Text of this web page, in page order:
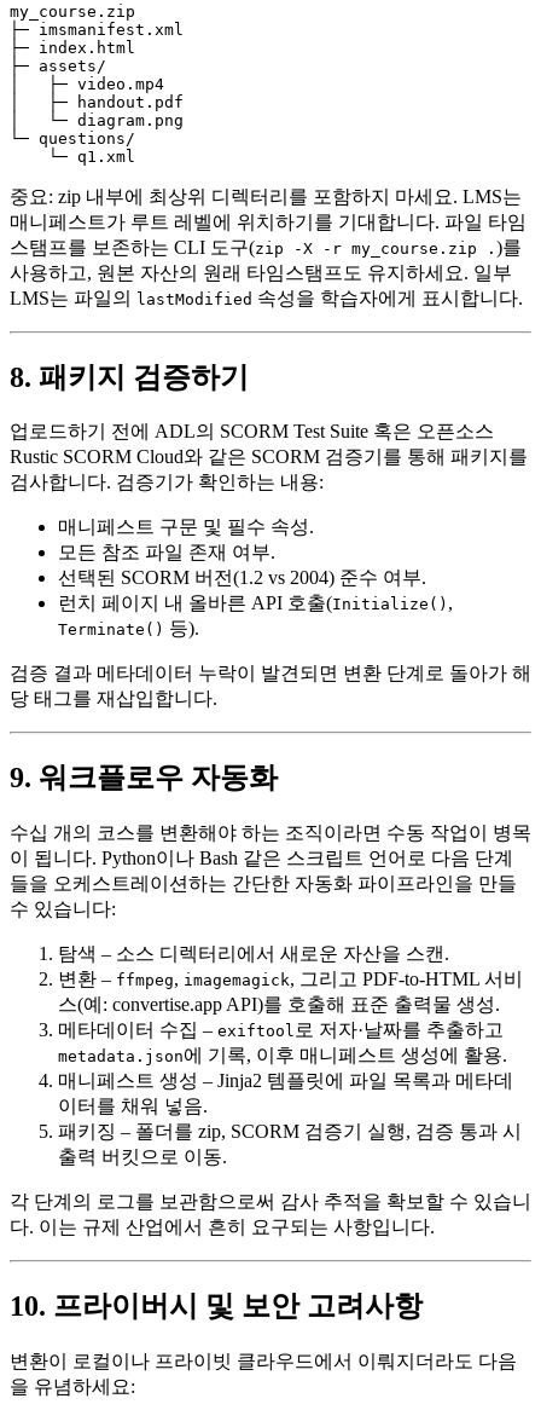
my_course.zip
├─ imsmanifest.xml
├─ index.html
├─ assets/
│   ├─ video.mp4
│   ├─ handout.pdf
│   └─ diagram.png
└─ questions/
중요: zip 내부에 최상위 디렉터리를 포함하지 마세요. LMS는
매니페스트가 루트 레벨에 위치하기를 기대합니다. 파일 타임
스탬프를 보존하는 CLI 도구(zip -X -r my_course.zip . )를
사용하고, 원본 자산의 원래 타임스탬프도 유지하세요. 일부
LMS는 파일의 lastModified 속성을 학습자에게 표시합니다.
8. 패키지 검증하기
업로드하기 전에 ADL의 SCORM Test Suite 혹은 오픈소스
Rustic SCORM Cloud와 같은 SCORM 검증기를 통해 패키지를
검사합니다. 검증기가 확인하는 내용:
매니페스트 구문 및 필수 속성.
모든 참조 파일 존재 여부.
선택된 SCORM 버전(1.2 vs 2004) 준수 여부.
런치 페이지 내 올바른 API 호출(Initialize() ,
Terminate() 등).
검증 결과 메타데이터 누락이 발견되면 변환 단계로 돌아가 해
당 태그를 재삽입합니다.
9. 워크플로우 자동화
수십 개의 코스를 변환해야 하는 조직이라면 수동 작업이 병목
이 됩니다. Python이나 Bash 같은 스크립트 언어로 다음 단계
들을 오케스트레이션하는 간단한 자동화 파이프라인을 만들
수 있습니다:
탐색 – 소스 디렉터리에서 새로운 자산을 스캔.
변환 – ffmpeg, imagemagick, 그리고 PDF‑to‑HTML 서비
스(예: convertise.app API)를 호출해 표준 출력물 생성.
메타데이터 수집 – exiftool 로 저자·날짜를 추출하고
metadata.json에 기록, 이후 매니페스트 생성에 활용.
매니페스트 생성 – Jinja2 템플릿에 파일 목록과 메타데
이터를 채워 넣음.
패키징 – 폴더를 zip, SCORM 검증기 실행, 검증 통과 시
출력 버킷으로 이동.
각 단계의 로그를 보관함으로써 감사 추적을 확보할 수 있습니
다. 이는 규제 산업에서 흔히 요구되는 사항입니다.
10. 프라이버시 및 보안 고려사항
변환이 로컬이나 프라이빗 클라우드에서 이뤄지더라도 다음
을 유념하세요: